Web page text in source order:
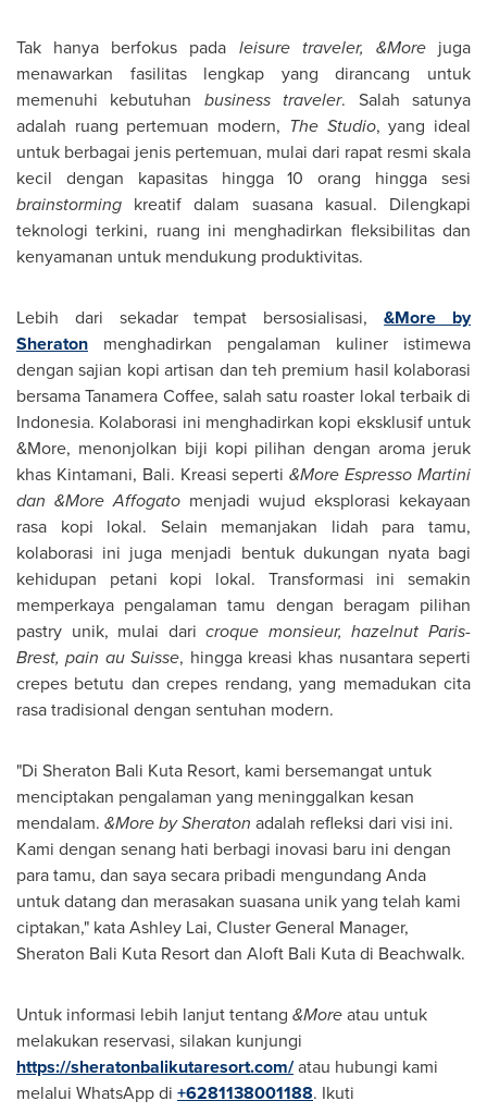
Tak hanya berfokus pada leisure traveler, &Morejuga
menawarkan fasilitas lengkap yang dirancang untuk
memenuhi kebutuhan business traveler. Salah satunya
adalah ruang pertemuan modern, The Studio, yang ideal
untuk berbagai jenis pertemuan, mulai dari rapat resmi skala
kecil dengan kapasitas hingga 10 orang hingga sesi
brainstorming kreatif dalam suasana kasual. Dilengkapi
teknologi terkini, ruang ini menghadirkan fleksibilitas dan
kenyamanan untuk mendukung produktivitas.
Lebih dari sekadar tempat bersosialisasi,&More by
Sheraton menghadirkan pengalaman kuliner istimewa
dengan sajian kopi artisan dan teh premium hasil kolaborasi
bersama Tanamera Coffee, salah satu roaster lokal terbaik di
Indonesia. Kolaborasi ini menghadirkan kopi eksklusif untuk
&More, menonjolkan biji kopi pilihan dengan aroma jeruk
khas Kintamani, Bali. Kreasi seperti&More Espresso Martini
dan &More Affogato menjadi wujud eksplorasi kekayaan
rasa kopi lokal. Selain memanjakan lidah para tamu,
kolaborasi ini juga menjadi bentuk dukungan nyata bagi
kehidupan petani kopi lokal. Transformasi ini semakin
memperkaya pengalaman tamu dengan beragam pilihan
pastry unik, mulai daricroque monsieur, hazelnut Paris-
Brest, pain au Suisse, hingga kreasi khas nusantara seperti
crepes betutu dan crepes rendang, yang memadukan cita
rasa tradisional dengan sentuhan modern.
"Di Sheraton Bali Kuta Resort, kami bersemangat untuk
menciptakan pengalaman yang meninggalkan kesan
mendalam. &More by Sheraton adalah refleksi dari visi ini.
Kami dengan senang hati berbagi inovasi baru ini dengan
para tamu, dan saya secara pribadi mengundang Anda
untuk datang dan merasakan suasana unik yang telah kami
ciptakan," kataAshley Lai, Cluster General Manager,
Sheraton Bali Kuta Resort dan Aloft Bali Kuta di Beachwalk.
Untuk informasi lebih lanjut tentang &Moreatau untuk
melakukan reservasi, silakan kunjungi
https://sheratonbalikutaresort.com/atau hubungi kami
melalui WhatsApp di +6281138001188. Ikuti